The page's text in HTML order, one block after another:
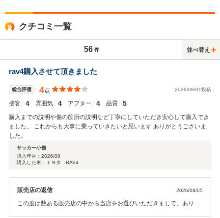
クチコミ一覧
56 件 並べ替え
rav4購入させて頂きました
総合評価 4点 2026/08/01投稿
接客 : 4 雰囲気 : 4 アフター : 4 品質 : 5
購入までの説明や傷の箇所の説明など丁寧にしていただき安心して購入でき
ました。 これからも大事に乗っていきたいと思います ありがとうございま
した。
サッカー小僧
購入年月： 2026/08
購入した車：トヨタ RAV4
販売店の返信 2026/08/05
この度は数ある販売店の中から当店をお選びいただきまして、ありが